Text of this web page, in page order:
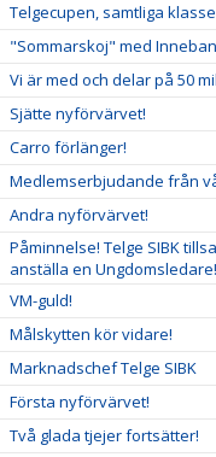
Telgecupen, samtliga
"Sommarskoj" med
Vi är med och delar på 50
Sjätte nyförvärvet!
Carro förlänger!
Medlemserbjudande från
Andra nyförvärvet!
Påminnelse! Telge SIBK
anställa en Ungdomsledare!
VM-guld!
Målskytten kör vidare!
Marknadschef Telge SIBK
Första nyförvärvet!
Två glada tjejer fortsätter!